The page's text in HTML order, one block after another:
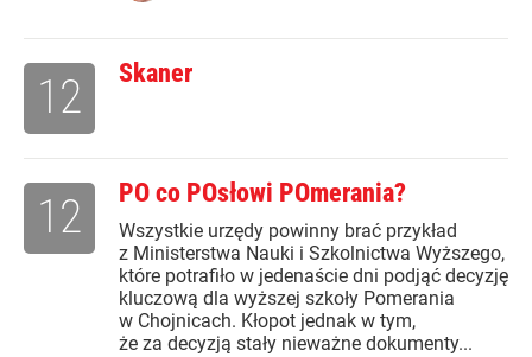
Skaner
12
PO co POsłowi POmerania?
Wszystkie urzędy powinny brać przykład
z Ministerstwa Nauki i Szkolnictwa Wyższego,
które potrafiło w jedenaście dni podjąć decyzję
kluczową dla wyższej szkoły Pomerania
w Chojnicach. Kłopot jednak w tym,
że za decyzją stały nieważne dokumenty...
12